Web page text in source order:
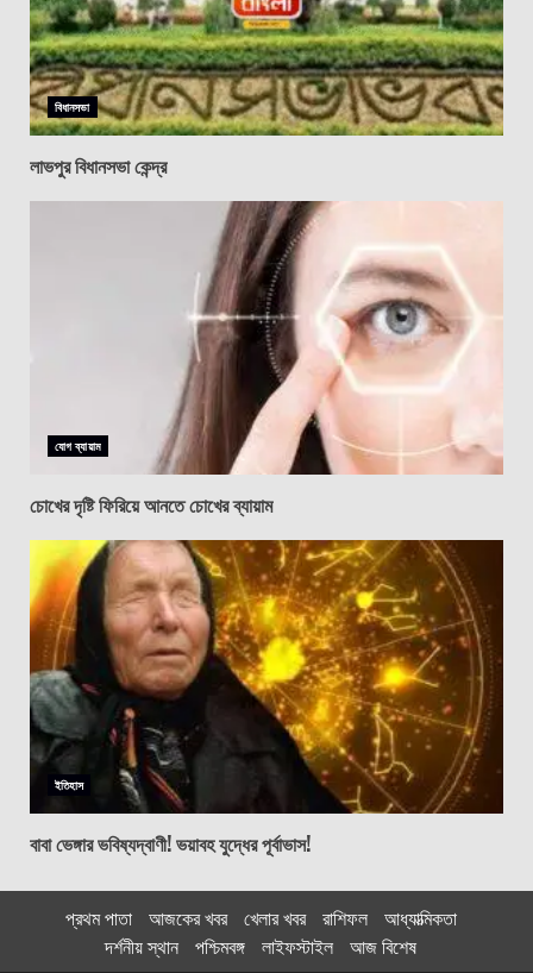
বিধানসভা
লাভপুর বিধানসভা কেন্দ্র
যোগ ব্যায়াম
চোখের দৃষ্টি ফিরিয়ে আনতে চোখের ব্যায়াম
ইতিহাস
বাবা ভেঙ্গার ভবিষ্যদ্বাণী! ভয়াবহ যুদ্ধের পূর্বাভাস!
প্রথম পাতা আজকের খবর খেলার খবর রাশিফল
আধ্যাত্মিকতা
দর্শনীয় স্থান পশ্চিমবঙ্গ লাইফস্টাইল আজ বিশেষ